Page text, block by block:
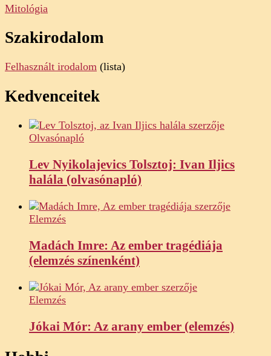
Mitológia
Szakirodalom
Felhasznált irodalom (lista)
Kedvenceitek
Olvasónapló
Lev Nyikolajevics Tolsztoj: Ivan Iljics
halála (olvasónapló)
Elemzés
Madách Imre: Az ember tragédiája
(elemzés színenként)
Elemzés
Jókai Mór: Az arany ember (elemzés)